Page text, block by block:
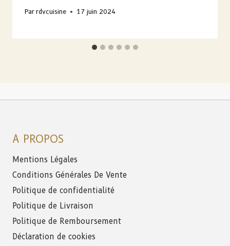
Par rdvcuisine 17 juin 2024
A PROPOS
Mentions Légales
Conditions Générales De Vente
Politique de confidentialité
Politique de Livraison
Politique de Remboursement
Déclaration de cookies